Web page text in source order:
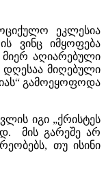
ეკლესია
ვინც იმყოფება
მიერ აღიარებული
მიღებული
გამოეყოფოდა
იგი „ქრისტეს
მის გარეშე არ
თუ ისინი